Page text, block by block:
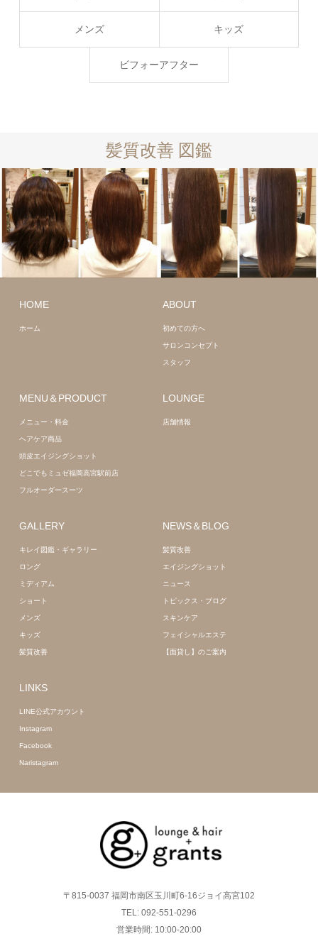
メンズ キッズ
ビフォーアフター
髪質改善 図鑑
ロング 髪質
HOME
ホーム
ABOUT
初めての方へ
サロンコンセプト
スタッフ
MENU＆PRODUCT
メニュー・料金
ヘアケア商品
頭皮エイジングショット
どこでもミュゼ福岡高宮駅前店
フルオーダースーツ
LOUNGE
店舗情報
GALLERY
キレイ図鑑・ギャラリー
ロング
ミディアム
ショート
メンズ
キッズ
髪質改善
NEWS＆BLOG
髪質改善
エイジングショット
ニュース
トピックス・ブログ
スキンケア
フェイシャルエステ
【面貸し】のご案内
LINKS
LINE公式アカウント
Instagram
Facebook
Naristagram
〒815-0037 福岡市南区玉川町6-16ジョイ高宮102
TEL: 092-551-0296
営業時間: 10:00-20:00